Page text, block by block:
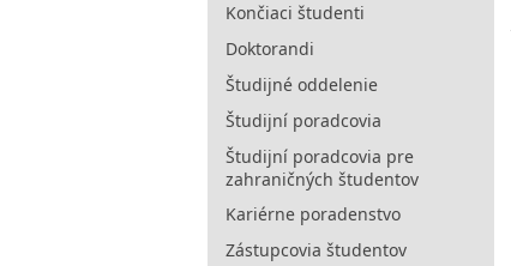
Končiaci študenti
Doktorandi
Študijné oddelenie
Študijní poradcovia
Študijní poradcovia pre
zahraničných študentov
Kariérne poradenstvo
Zástupcovia študentov